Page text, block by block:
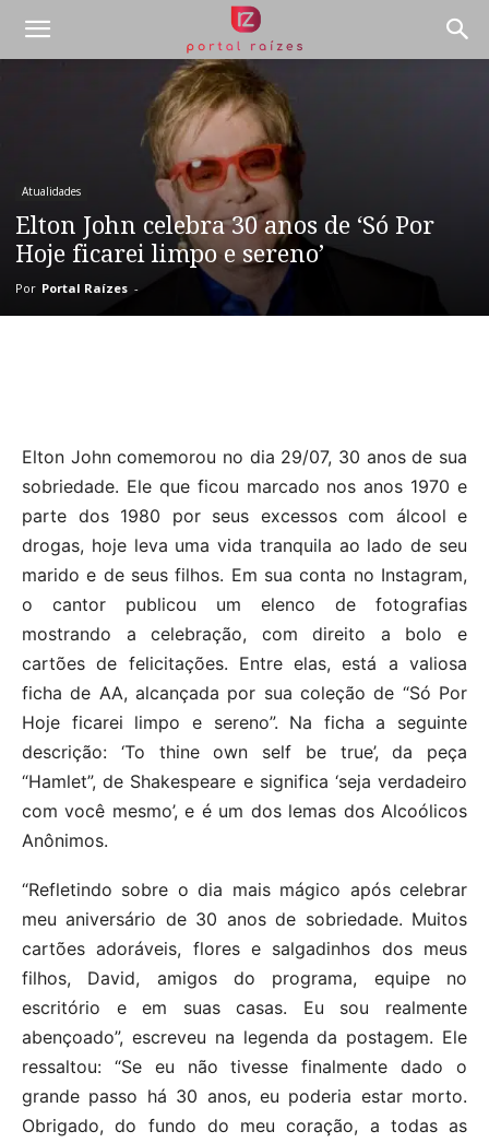
Atualidades
Elton John celebra 30 anos de ‘Só Por
Hoje ficarei limpo e sereno’
Por Portal Raízes -
Elton John comemorou no dia 29/07, 30 anos de sua
sobriedade. Ele que ficou marcado nos anos 1970 e
parte dos 1980 por seus excessos com álcool e
drogas, hoje leva uma vida tranquila ao lado de seu
marido e de seus filhos. Em sua conta no Instagram,
o cantor publicou um elenco de fotografias
mostrando a celebração, com direito a bolo e
cartões de felicitações. Entre elas, está a valiosa
ficha de AA, alcançada por sua coleção de “Só Por
Hoje ficarei limpo e sereno”. Na ficha a seguinte
descrição: ‘To thine own self be true’, da peça
“Hamlet”, de Shakespeare e significa ‘seja verdadeiro
com você mesmo’, e é um dos lemas dos Alcoólicos
Anônimos.
“Refletindo sobre o dia mais mágico após celebrar
meu aniversário de 30 anos de sobriedade. Muitos
cartões adoráveis, flores e salgadinhos dos meus
filhos, David, amigos do programa, equipe no
escritório e em suas casas. Eu sou realmente
abençoado”, escreveu na legenda da postagem. Ele
ressaltou: “Se eu não tivesse finalmente dado o
grande passo há 30 anos, eu poderia estar morto.
Obrigado, do fundo do meu coração, a todas as